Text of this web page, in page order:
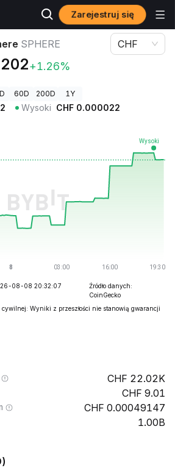
Zarejestruj się
Hype Sphere SPHERE
SPHERE
+1.26%
CHF
60D 200D 1Y
Wysoki CHF 0.000022
08-08 20:32:07
Źródło danych:
CoinGecko
cywilnej: Wyniki z przeszłości nie stanowią gwarancji
22.02K
9.01
0.00049147
1.00B